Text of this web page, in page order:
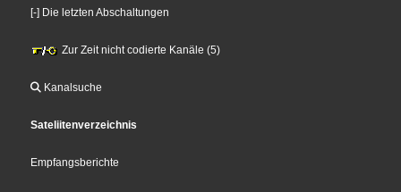
[-] Die letzten Abschaltungen
Zur Zeit nicht codierte Kanäle (5)
Kanalsuche
Sateliitenverzeichnis
Empfangsberichte